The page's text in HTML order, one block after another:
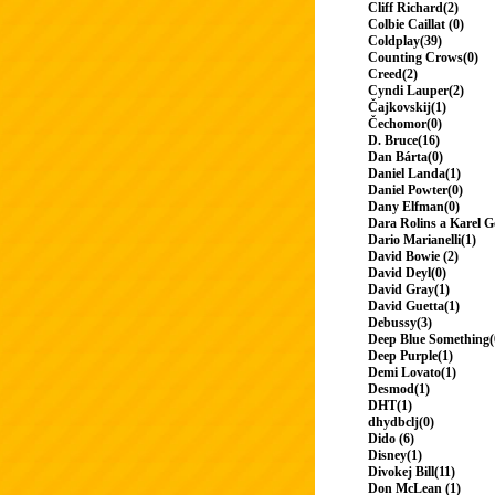
Cliff Richard(2)
Colbie Caillat (0)
Coldplay(39)
Counting Crows(0)
Creed(2)
Cyndi Lauper(2)
Čajkovskij(1)
Čechomor(0)
D. Bruce(16)
Dan Bárta(0)
Daniel Landa(1)
Daniel Powter(0)
Dany Elfman(0)
Dara Rolins a Karel
Dario Marianelli(1)
David Bowie (2)
David Deyl(0)
David Gray(1)
David Guetta(1)
Debussy(3)
Deep Blue
Deep Purple(1)
Demi Lovato(1)
Desmod(1)
DHT(1)
dhydbclj(0)
Dido (6)
Disney(1)
Divokej Bill(11)
Don McLean (1)